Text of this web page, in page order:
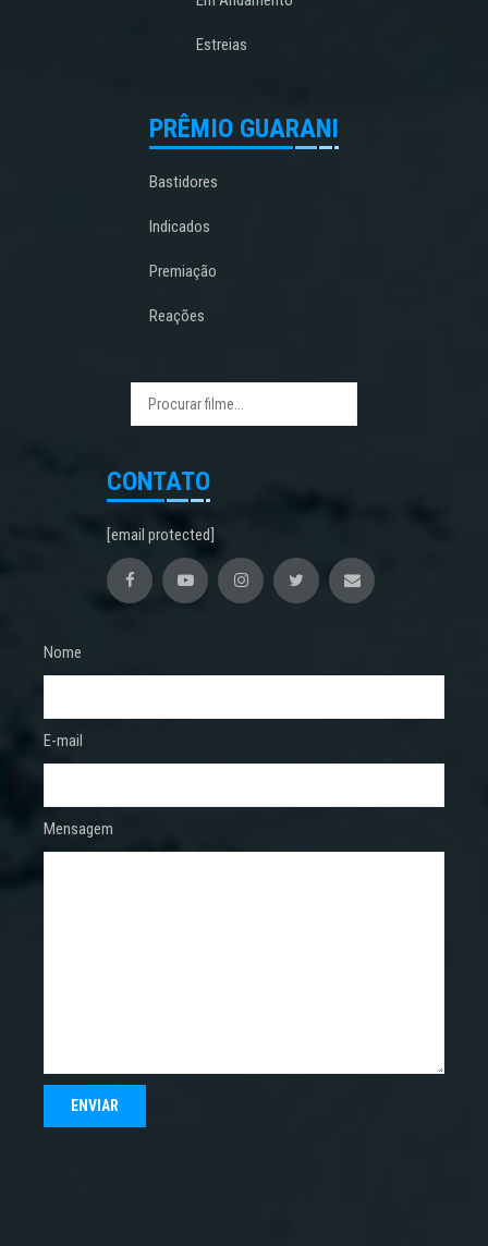
Estreias
PRÊMIO GUARANI
Bastidores
Indicados
Premiação
Reações
CONTATO
[email protected]
Nome
E-mail
Mensagem